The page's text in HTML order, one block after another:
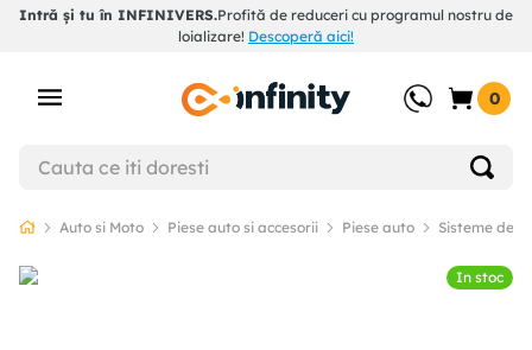
Intră și tu în INFINIVERS.Profită de reduceri cu programul nostru de
loializare! Descoperă aici!
0
Auto si Moto Piese auto si accesorii Piese auto Sisteme de
In stoc